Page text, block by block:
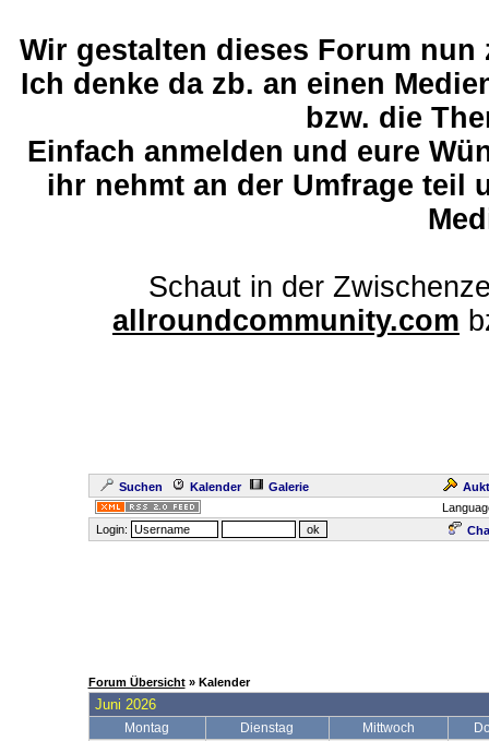
Wir gestalten dieses Forum
Ich denke da zb. an einen
bzw. die
Einfach anmelden und eure
ihr nehmt an der Umfrage teil
Schaut in der
allroundcommunity.com
Suchen Kalender Galerie
Login:
Forum Übersicht» Kalender
Juni 2026
Montag Dienstag Mittwoch